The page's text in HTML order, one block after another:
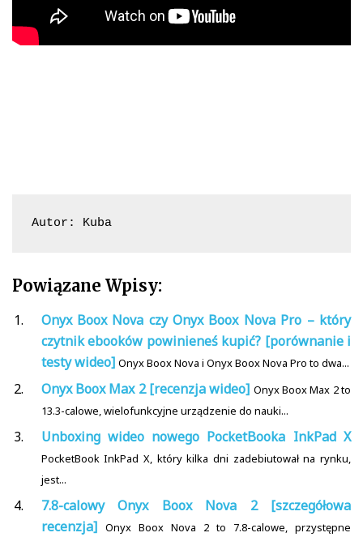
Autor: Kuba
Powiązane Wpisy:
Onyx Boox Nova czy Onyx Boox Nova Pro – który
czytnik ebooków powinieneś kupić? [porównanie i
testy wideo] Onyx Boox Nova i Onyx Boox Nova Pro to dwa...
Onyx Boox Max 2 [recenzja wideo] Onyx Boox Max 2 to
13.3-calowe, wielofunkcyjne urządzenie do nauki...
Unboxing wideo nowego PocketBooka InkPad X
PocketBook InkPad X, który kilka dni zadebiutował na rynku,
jest...
7.8-calowy Onyx Boox Nova 2 [szczegółowa
recenzja] Onyx Boox Nova 2 to 7.8-calowe, przystępne